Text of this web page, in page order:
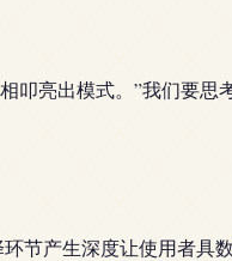
叩亮出模式。”我们要思
节产生深度让使用者具